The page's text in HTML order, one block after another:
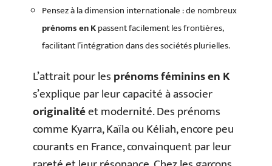
Pensez à la dimension internationale : de nombreux
prénoms en Kpassent facilement les frontières,
facilitant l’intégration dans des sociétés plurielles.
L’attrait pour lesprénoms féminins en K
s’explique par leur capacité à associer
originalitéet modernité. Des prénoms
comme Kyarra, Kaïla ou Kéliah, encore peu
courants en France, convainquent par leur